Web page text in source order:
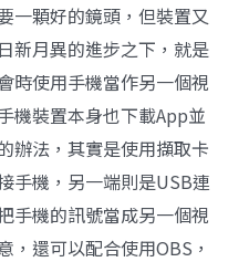
一顆好的鏡頭，但裝置又
新月異的進步之下，就是
時使用手機當作另一個視
機裝置本身也下載App並
辦法，其實是使用擷取卡
手機，另一端則是USB連
手機的訊號當成另一個視
，還可以配合使用OBS，